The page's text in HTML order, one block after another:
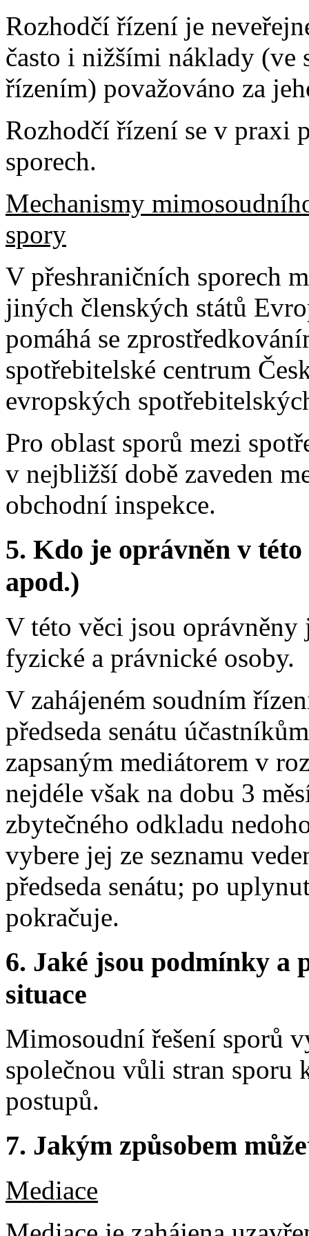
Rozhodčí řízení je
často i nižšími náklady (ve
řízením) považováno za
Rozhodčí řízení se v praxi
sporech.
Mechanismy
spory
V přeshraničních sporech
jiných členských států
pomáhá se
spotřebitelské centrum
evropských
Pro oblast sporů mezi
v nejbližší době zaveden
obchodní inspekce.
5. Kdo je oprávněn v
apod.)
V této věci jsou oprávněny
fyzické a právnické osoby.
V zahájeném soudním
předseda senátu
zapsaným mediátorem v
nejdéle však na dobu 3
zbytečného odkladu
vybere jej ze seznamu
předseda senátu; po
pokračuje.
6. Jaké jsou podmínky a
situace
Mimosoudní řešení sporů
společnou vůli stran sporu
postupů.
7. Jakým způsobem
Mediace